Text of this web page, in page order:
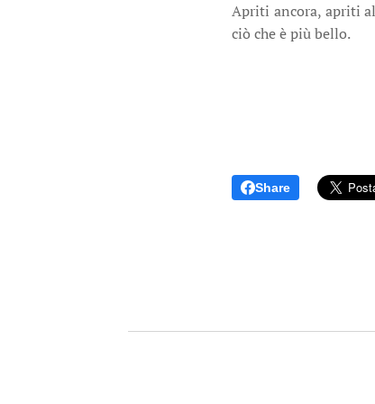
Apriti ancora, apriti
ciò che è più bello.
Share